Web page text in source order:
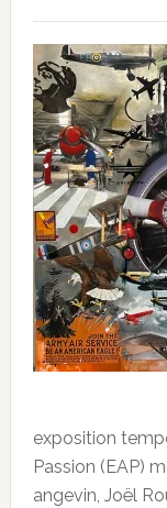
exposition
Passion (EAP)
angevin, Joël